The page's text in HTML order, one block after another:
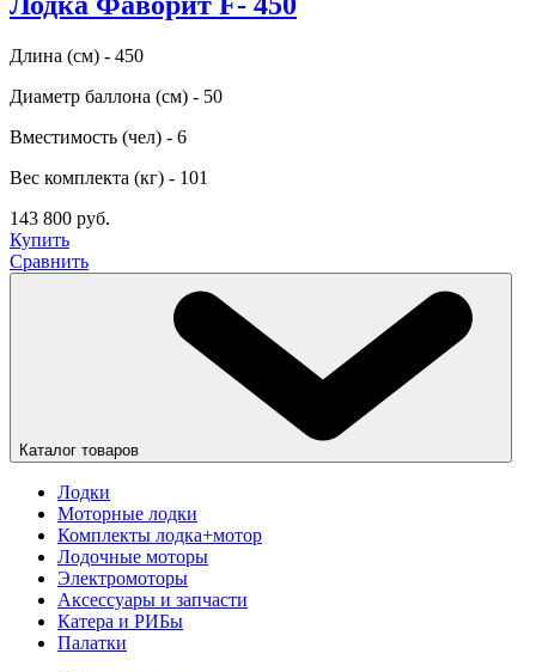
Длина (см) - 450
Диаметр баллона (см) - 50
Вместимость (чел) - 6
Вес комплекта (кг) - 101
143 800 руб.
Купить
Сравнить
Каталог товаров
Лодки
Моторные лодки
Комплекты лодка+мотор
Лодочные моторы
Электромоторы
Аксессуары и запчасти
Катера и РИБы
Палатки